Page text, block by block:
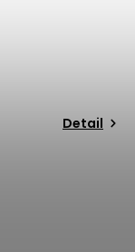
Detail